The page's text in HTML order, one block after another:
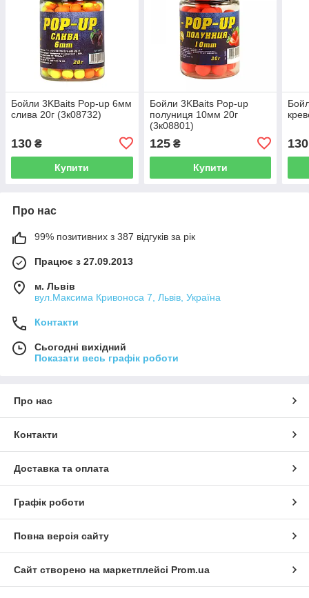
Бойли 3KBaits Pop-up 6мм
слива 20г (3к08732)
130 ₴
Купити
Бойли 3KBaits Pop-up
полуниця 10мм 20г
(3к08801)
125₴
Купити
130
Про нас
99% позитивних з 387 відгуків за рік
Працює з 27.09.2013
м. Львів
вул.Максима Кривоноса 7, Львів, Україна
Контакти
Сьогодні вихідний
Показати весь графік роботи
Про нас
Контакти
Доставка та оплата
Графік роботи
Повна версія сайту
Сайт створено на маркетплейсі Prom.ua